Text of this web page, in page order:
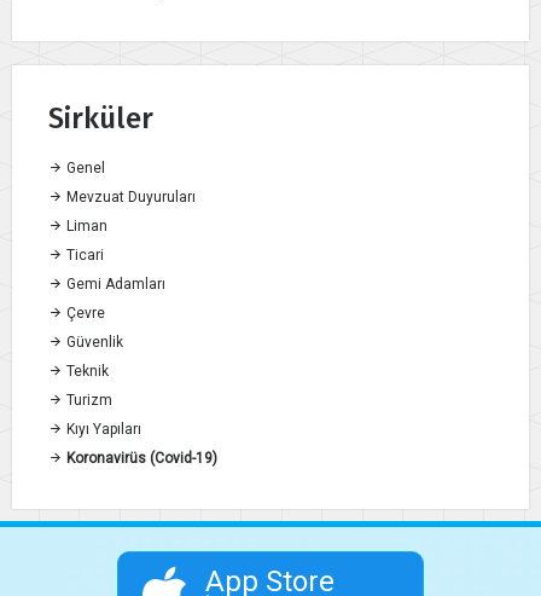
Sirküler
Genel
Mevzuat Duyuruları
Liman
Ticari
Gemi Adamları
Çevre
Güvenlik
Teknik
Turizm
Kıyı Yapıları
Koronavirüs (Covid-19)
App Store